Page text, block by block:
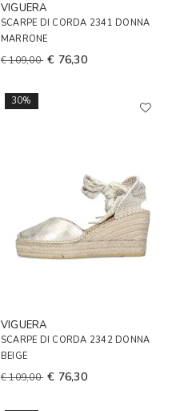
VIGUERA
SCARPE DI CORDA 2341 DONNA
MARRONE
€ 109,00 € 76,30
30%
VIGUERA
SCARPE DI CORDA 2342 DONNA
BEIGE
€ 109,00 € 76,30